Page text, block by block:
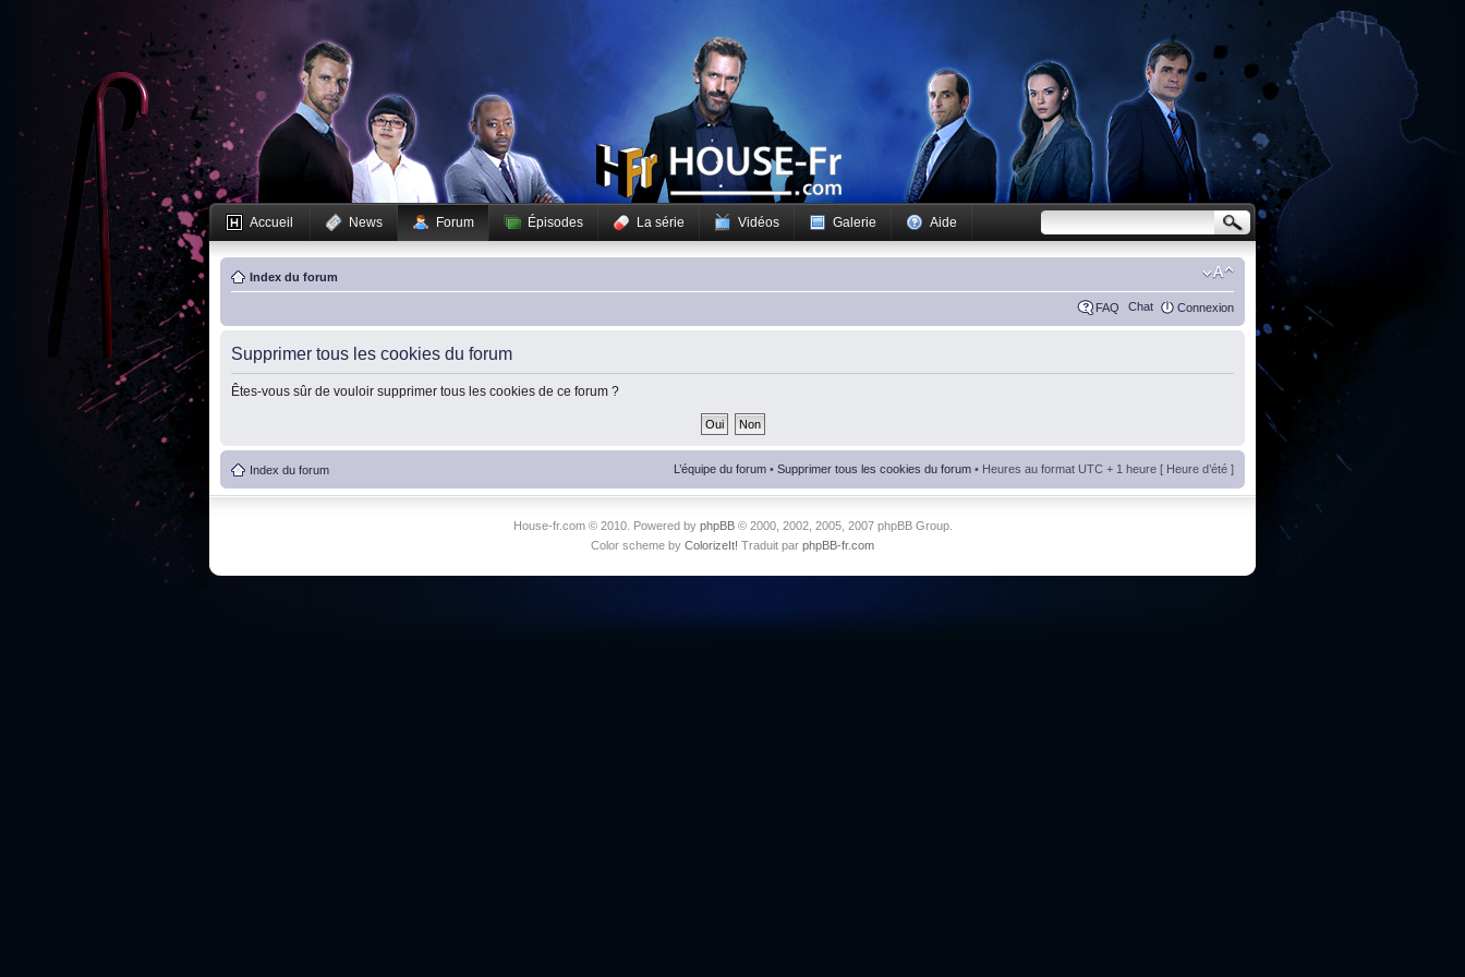
Accueil News Forum Épisodes La série Vidéos Galerie Aide
Index du forum
FAQ Chat Connexion
Supprimer tous les cookies du forum
Êtes-vous sûr de vouloir supprimer tous les cookies de ce forum ?
Index du forum L’équipe du forum • Supprimer tous les cookies du forum • Heures au format UTC + 1 heure [ Heure d’été ]
House-fr.com © 2010. Powered by phpBB© 2000, 2002, 2005, 2007 phpBB Group.
Color scheme by ColorizeIt! Traduit par phpBB-fr.com